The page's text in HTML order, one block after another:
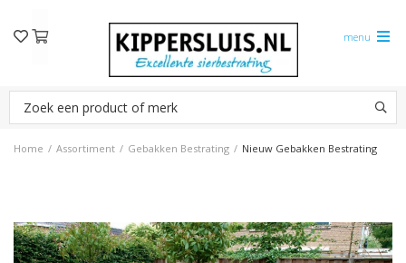
menu
Home / Assortiment / Gebakken Bestrating / Nieuw Gebakken Bestrating